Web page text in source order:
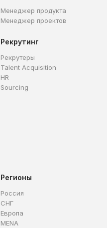
Менеджер продукта
Менеджер проектов
Рекрутинг
Рекрутеры
Talent Acquisition
HR
Sourcing
Регионы
Россия
СНГ
Европа
MENA